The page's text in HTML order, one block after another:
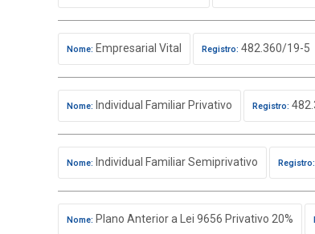
Nome: Empresarial Vital Registro: 482.360/19-5
Nome: Individual Familiar Privativo Registro:
Nome: Individual Familiar Semiprivativo Registro:
Nome: Plano Anterior a Lei 9656 Privativo 20%